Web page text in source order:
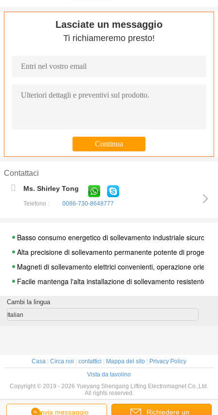
Lasciate un messaggio
Ti richiameremo presto!
Contattaci
Ms. Shirley Tong
Telefono : 0086-730-8648777
Basso consumo energetico di sollevamento industriale sicuro
Alta precisione di sollevamento permanente potente di
Magneti di sollevamento elettrici convenienti, operazione
Facile mantenga l'alta installazione di sollevamento resistente
Durevolezza lunga professionale montata facile del
Capacità di sollevamento di sollevamento industriale elettrica
Peso leggero di resistenza all'usura del sollevatore magnetico
Bobine di alluminio piane di sollevamento circolari del cavo
Magnete di sollevamento del residuo rapido
Invia messaggio Richiedere un
Cambi la lingua
Italian
Casa | Circa noi | contattici | Mappa del sito | Privacy Policy
Vista da tavolino
Copyright © 2019 - 2026 Yueyang Shengang Lifting Electromagnet Co.,Ltd.
All rights reserved.